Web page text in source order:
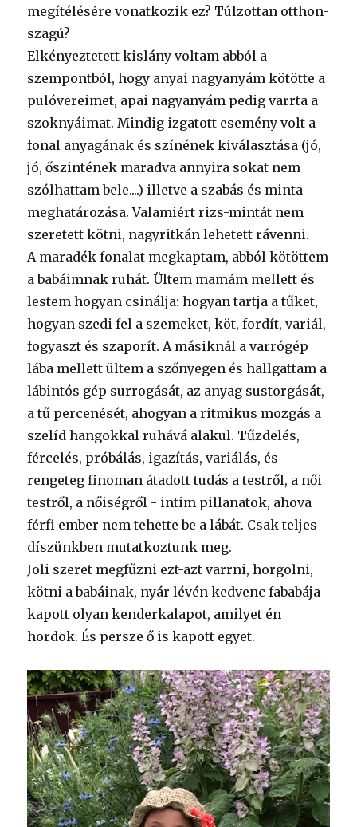
megítélésére vonatkozik ez? Túlzottan otthon-
szagú?
Elkényeztetett kislány voltam abból a
szempontból, hogy anyai nagyanyám kötötte a
pulóvereimet, apai nagyanyám pedig varrta a
szoknyáimat. Mindig izgatott esemény volt a
fonal anyagának és színének kiválasztása (jó,
jó, őszintének maradva annyira sokat nem
szólhattam bele....) illetve a szabás és minta
meghatározása. Valamiért rizs-mintát nem
szeretett kötni, nagyritkán lehetett rávenni.
A maradék fonalat megkaptam, abból kötöttem
a babáimnak ruhát. Ültem mamám mellett és
lestem hogyan csinálja: hogyan tartja a tűket,
hogyan szedi fel a szemeket, köt, fordít, variál,
fogyaszt és szaporít. A másiknál a varrógép
lába mellett ültem a szőnyegen és hallgattam a
lábintós gép surrogását, az anyag sustorgását,
a tű percenését, ahogyan a ritmikus mozgás a
szelíd hangokkal ruhává alakul. Tűzdelés,
fércelés, próbálás, igazítás, variálás, és
rengeteg finoman átadott tudás a testről, a női
testről, a nőiségről - intim pillanatok, ahova
férfi ember nem tehette be a lábát. Csak teljes
díszünkben mutatkoztunk meg.
Joli szeret megfűzni ezt-azt varrni, horgolni,
kötni a babáinak, nyár lévén kedvenc fababája
kapott olyan kenderkalapot, amilyet én
hordok. És persze ő is kapott egyet.